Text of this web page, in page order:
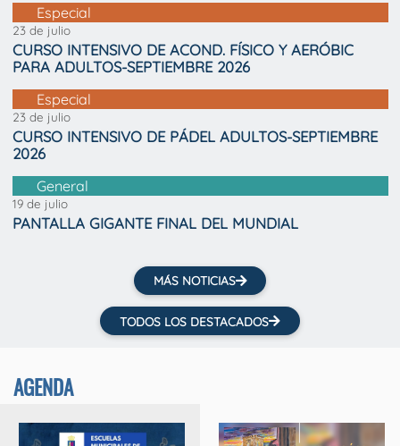
Especial
23 de julio
CURSO INTENSIVO DE ACOND. FÍSICO Y AERÓBIC
PARA ADULTOS-SEPTIEMBRE 2026
Especial
23 de julio
CURSO INTENSIVO DE PÁDEL ADULTOS-SEPTIEMBRE
2026
General
19 de julio
PANTALLA GIGANTE FINAL DEL MUNDIAL
MÁS NOTICIAS
TODOS LOS DESTACADOS
AGENDA